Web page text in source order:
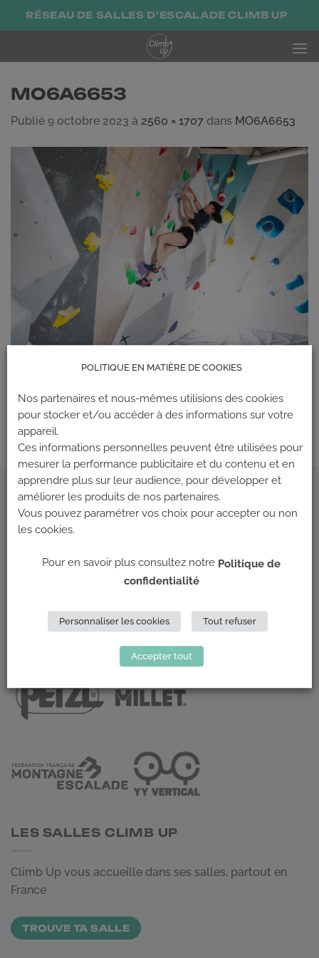
PasserRÉSEAU DE SALLES D'ESCALADE CLIMB UP
MO6A6653
Publié 9 octobre 2023 à 2560 × 1707 dans MO6A6653
←Précédent
Suivant→
ADRESSE
Climb Up (Siège social)
148 Avenue Jean Jaurès
NOUS CONTACTER
LES PARTENAIRES
LES SALLES CLIMB UP
Climb Up vous accueille dans ses salles, partout en
France
TROUVE TA SALLE
POLITIQUE EN MATIÈRE DE COOKIES
Nos partenaires et nous-mêmes utilisions des cookies
pour stocker et/ou accéder à des informations sur votre
appareil.
Ces informations personnelles peuvent être utilisées pour
mesurer la performance publicitaire et du contenu et en
apprendre plus sur leur audience, pour développer et
améliorer les produits de nos partenaires.
Vous pouvez paramétrer vos choix pour accepter ou non
les cookies.
Pour en savoir plus consultez notre Politique de
confidentialité
Personnaliser les cookies Tout refuser
Accepter tout